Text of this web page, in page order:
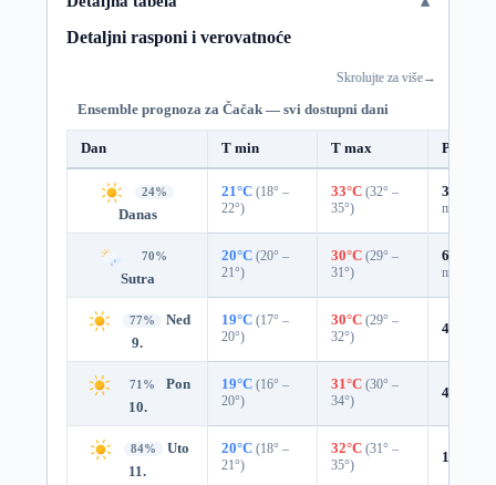
Detaljni rasponi i verovatnoće
Skrolujte za više→
Ensemble prognoza za Čačak — svi dostupni dani
Dan T min T max
24%
Danas
21°C (18° –
22°)
33°C (32° –
35°)
37%
mm)
70%
Sutra
20°C (20° –
21°)
30°C (29° –
31°)
62%
mm)
77%
Ned
9.
19°C (17° –
20°)
30°C (29° –
32°)
4%
71%
Pon
10.
19°C (16° –
20°)
31°C (30° –
34°)
4%
84%
Uto
11.
20°C (18° –
21°)
32°C (31° –
35°)
1%